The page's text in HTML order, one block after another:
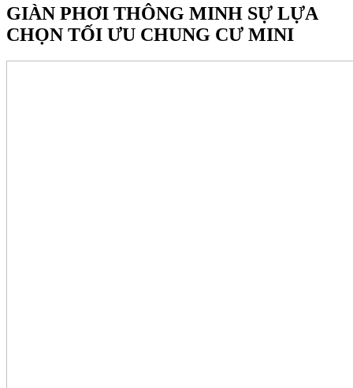
GIÀN PHƠI THÔNG MINH SỰ LỰA
CHỌN TỐI ƯU CHUNG CƯ MINI